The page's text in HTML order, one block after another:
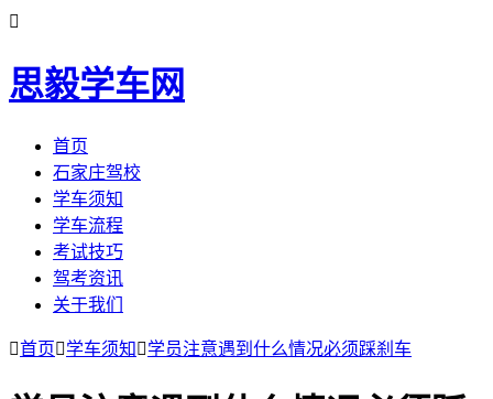

思毅学车网
首页
石家庄驾校
学车须知
学车流程
考试技巧
驾考资讯
关于我们
首页学车须知 学员注意遇到什么情况必须踩刹车